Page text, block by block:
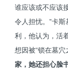
谁应该或不应该
令人担忧。”卡
利，他认为，活
想因被“锁在墓穴
家，她还担心脸